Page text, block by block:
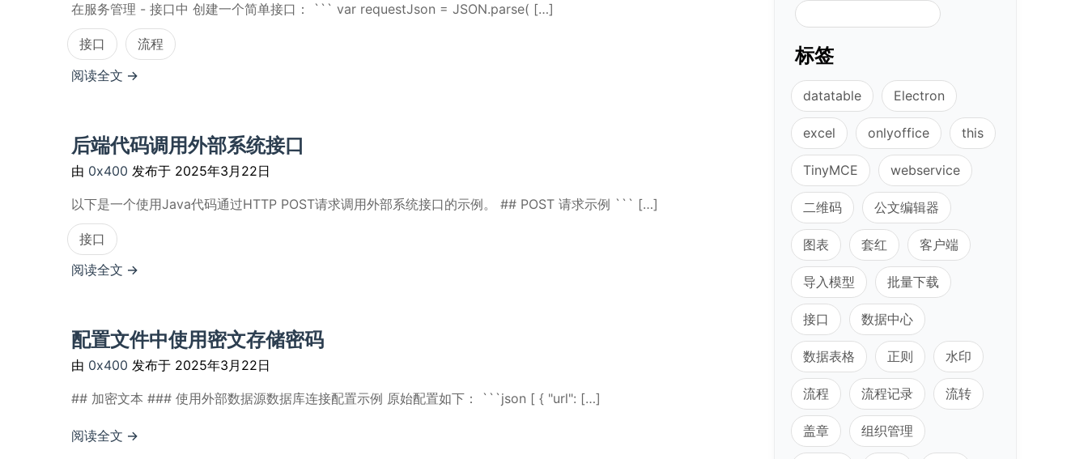
在服务管理 - 接口中 创建一个简单接口： ``` var requestJson = JSON.parse( […]
接口
流程
阅读全文 →
后端代码调用外部系统接口
由 0x400 发布于 2025年3月22日
以下是一个使用Java代码通过HTTP POST请求调用外部系统接口的示例。 ## POST 请求示例 ``` […]
接口
阅读全文 →
配置文件中使用密文存储密码
由 0x400 发布于 2025年3月22日
## 加密文本 ### 使用外部数据源数据库连接配置示例 原始配置如下： ```json [ { "url": […]
阅读全文 →
搜索
标签
datatable Electron
excel onlyoffice this
TinyMCE webservice
二维码 公文编辑器
图表 套红 客户端
导入模型 批量下载
接口 数据中心
数据表格 正则 水印
流程 流程记录 流转
盖章 组织管理